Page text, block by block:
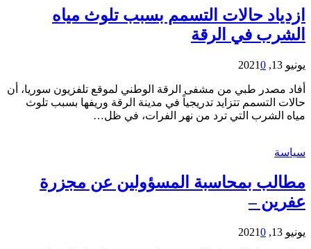
ازدياد حالات التسمم بسبب تلوث مياه
الشرب في الرقة
يونيو 13, 2021 0
أفاد مصدر طبي من مشفى الرقة الوطني لموقع تلفزيون سوريا، أن
حالات التسمم تتزايد تدريجياً في مدينة الرقة وريفها بسبب تلوث
مياه الشرب التي ترد من نهر الفرات، في ظل…
سياسة
مطالب بمحاسبة المسؤولين عن مجزرة
عفرين –
يونيو 13, 2021 0